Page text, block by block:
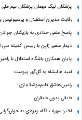
پزشکان لیگ مهمان پزشکان تیم ملی
رقابت مدیران استقلال و پرسپولیس
پاسخ منفی حدادی به بازیکنان
دیدار سفیر ژاپن با رییس کمیته ملی
پایان همکاری باشگاه استقلال با
امید عالیشاه به گل‌گهر پیوست
رامین،عاشق قایم‌موشک‌بازی!
قایقی بدون قایقران
اختر: سهراب نگاه ویژه‌ای به